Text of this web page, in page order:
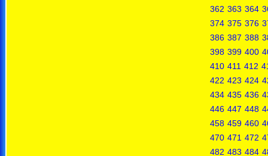
362 363 364
374 375 376
386 387 388
398 399 400
410 411 412
422 423 424
434 435 436
446 447 448
458 459 460
470 471 472
482 483 484